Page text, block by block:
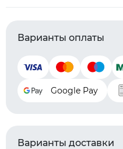
Варианты оплаты
Google Pay
Варианты доставки